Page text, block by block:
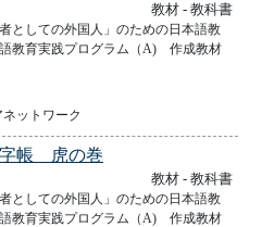
教材 - 教科書
としての外国人」のための日本語教
教育実践プログラム（A) 作成教材
ットワーク
帳 虎の巻
教材 - 教科書
としての外国人」のための日本語教
教育実践プログラム（A) 作成教材